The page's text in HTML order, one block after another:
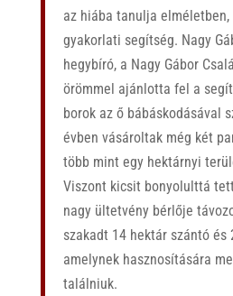
az hiába tanulja
gyakorlati segítség. Nagy
hegybíró, a Nagy Gábor
örömmel ajánlotta fel a
borok az ő bábáskodásával
évben vásároltak még két
több mint egy hektárnyi
Viszont kicsit bonyolulttá
nagy ültetvény bérlője
szakadt 14 hektár szántó és
amelynek hasznosítására
találniuk.